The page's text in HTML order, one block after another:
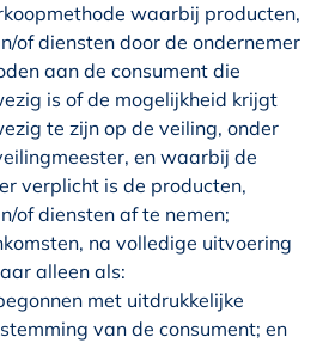
waarbij producten,
of diensten door de ondernemer
aan de consument die
is of de mogelijkheid krijgt
te zijn op de veiling, onder
en waarbij de
verplicht is de producten,
of diensten af te nemen;
na volledige uitvoering
alleen als:
met uitdrukkelijke
van de consument; en